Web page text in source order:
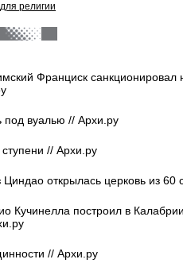
религии
Франциск санкционировал
вуалью // Архи.ру
// Архи.ру
открылась церковь из 60
Кучинелла построил в
// Архи.ру